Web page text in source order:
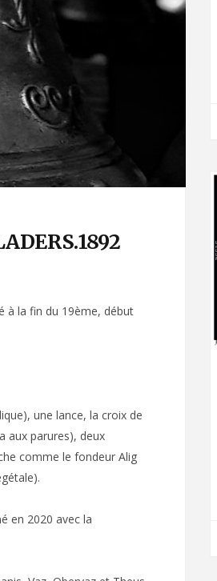
à la fin du 19ème, début
une lance, la croix de
aux parures), deux
comme le fondeur Alig
en 2020 avec la